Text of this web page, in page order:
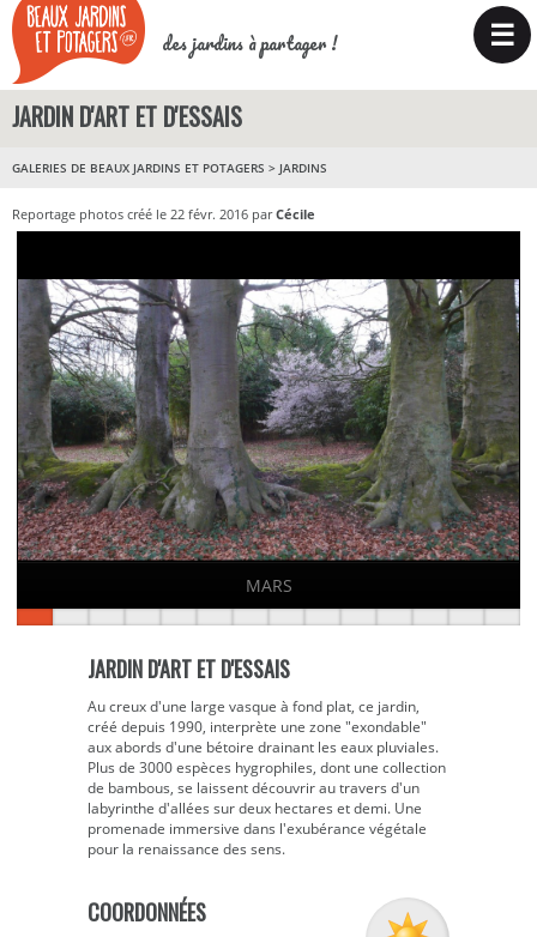
des jardins à partager ! ☰
JARDIN D'ART ET D'ESSAIS
GALERIES DE BEAUX JARDINS ET POTAGERS > JARDINS
Reportage photos créé le 22 févr. 2016 parCécile
MARS
JARDIN D'ART ET D'ESSAIS
Au creux d'une large vasque à fond plat, ce jardin,
créé depuis 1990, interprète une zone "exondable"
aux abords d'une bétoire drainant les eaux pluviales.
Plus de 3000 espèces hygrophiles, dont une collection
de bambous, se laissent découvrir au travers d'un
labyrinthe d'allées sur deux hectares et demi. Une
promenade immersive dans l'exubérance végétale
pour la renaissance des sens.
COORDONNÉES